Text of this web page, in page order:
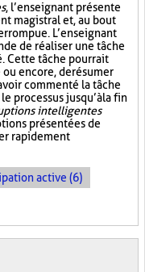
, l’enseignant présente
magistral et, au bout
L’enseignant
de réaliser une tâche
Cette tâche pourrait
encore, de résumer
commenté la tâche
processus jusqu’à la fin
intelligentes
présentées de
rapidement
active (6)